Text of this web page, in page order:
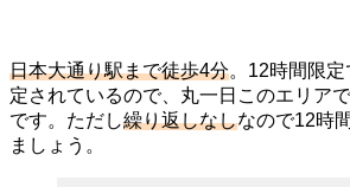
日本大通り駅まで徒歩4分。12時間限
定されているので、丸一日このエリア
です。ただし繰り返しなしなので12時
ましょう。